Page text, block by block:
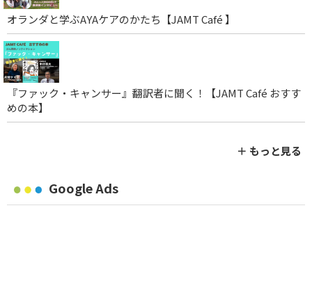
オランダと学ぶAYAケアのかたち【JAMT Café 】
『ファック・キャンサー』翻訳者に聞く！【JAMT Café おすす
めの本】
＋ もっと見る
Google Ads